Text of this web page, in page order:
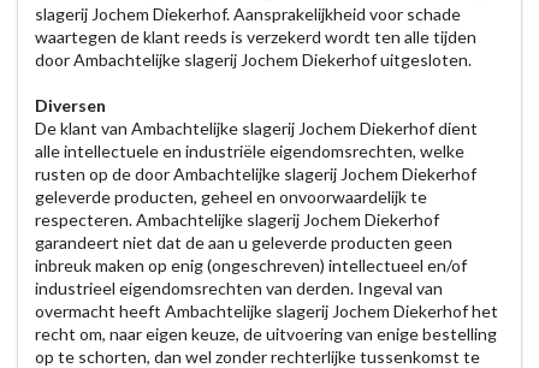
slagerij Jochem Diekerhof. Aansprakelijkheid voor schade
waartegen de klant reeds is verzekerd wordt ten alle tijden
door Ambachtelijke slagerij Jochem Diekerhof uitgesloten.
Diversen
De klant van Ambachtelijke slagerij Jochem Diekerhof dient
alle intellectuele en industriële eigendomsrechten, welke
rusten op de door Ambachtelijke slagerij Jochem Diekerhof
geleverde producten, geheel en onvoorwaardelijk te
respecteren. Ambachtelijke slagerij Jochem Diekerhof
garandeert niet dat de aan u geleverde producten geen
inbreuk maken op enig (ongeschreven) intellectueel en/of
industrieel eigendomsrechten van derden. Ingeval van
overmacht heeft Ambachtelijke slagerij Jochem Diekerhof het
recht om, naar eigen keuze, de uitvoering van enige bestelling
op te schorten, dan wel zonder rechterlijke tussenkomst te